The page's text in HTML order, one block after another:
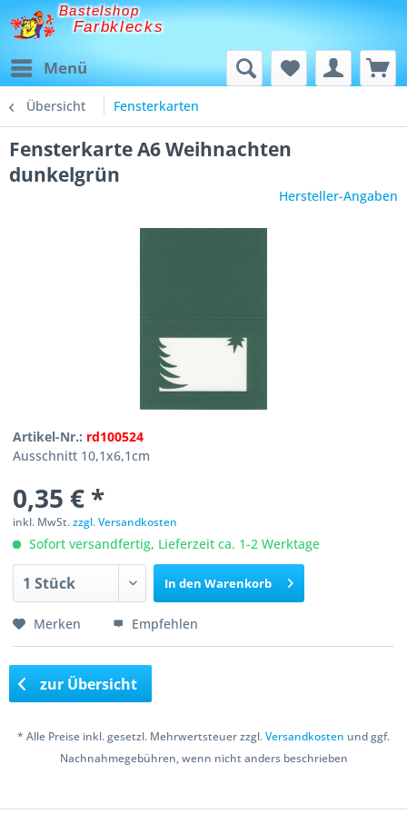
Bastelshop
Farbklecks
Menü
Übersicht Fensterkarten
Fensterkarte A6 Weihnachten
dunkelgrün
Hersteller-Angaben
Artikel-Nr.: rd100524
Ausschnitt 10,1x6,1cm
0,35 € *
inkl. MwSt.zzgl. Versandkosten
Sofort versandfertig, Lieferzeit ca. 1-2 Werktage
In den Warenkorb
Merken Empfehlen
zur Übersicht
* Alle Preise inkl. gesetzl. Mehrwertsteuer zzgl.Versandkosten und ggf.
Nachnahmegebühren, wenn nicht anders beschrieben